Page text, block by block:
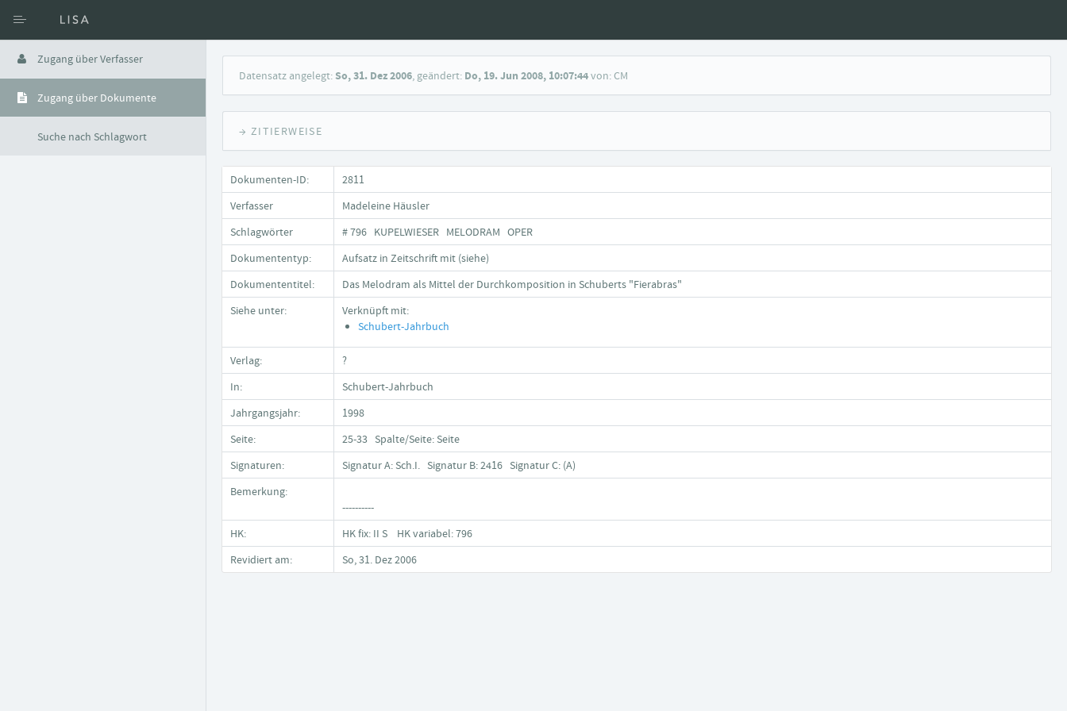
Zugang über Verfasser
Zugang über Dokumente
Suche nach Schlagwort
Datensatz angelegt:So, 31. Dez 2006, geändert: Do, 19. Jun 2008, 10:07:44von: CM
→ ZITIERWEISE
Dokumenten-ID:
2811
Verfasser
Madeleine Häusler
Schlagwörter
# 796 KUPELWIESER MELODRAM OPER
Dokumententyp:
Aufsatz in Zeitschrift mit (siehe)
Dokumententitel:
Das Melodram als Mittel der Durchkomposition in Schuberts "Fierabras"
Siehe unter:
Verknüpft mit:
Schubert-Jahrbuch
Verlag:
?
In:
Schubert-Jahrbuch
Jahrgangsjahr:
1998
Seite:
25-33 Spalte/Seite: Seite
Signaturen:
Signatur A: Sch.I. Signatur B: 2416 Signatur C: (A)
Bemerkung:
----------
HK:
HK fix: II S HK variabel: 796
Revidiert am:
So, 31. Dez 2006